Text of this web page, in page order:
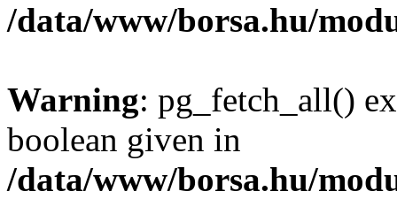
/data/www/borsa.hu/
Warning: pg_fetch_all()
boolean given in
/data/www/borsa.hu/